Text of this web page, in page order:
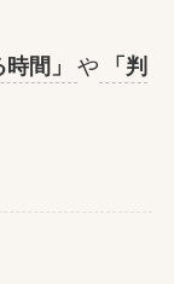
時間」 や
「判